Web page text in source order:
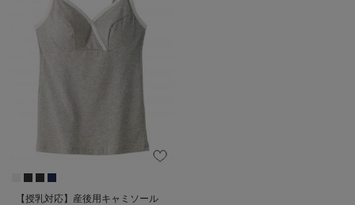
【授乳対応】産後用キャミソール